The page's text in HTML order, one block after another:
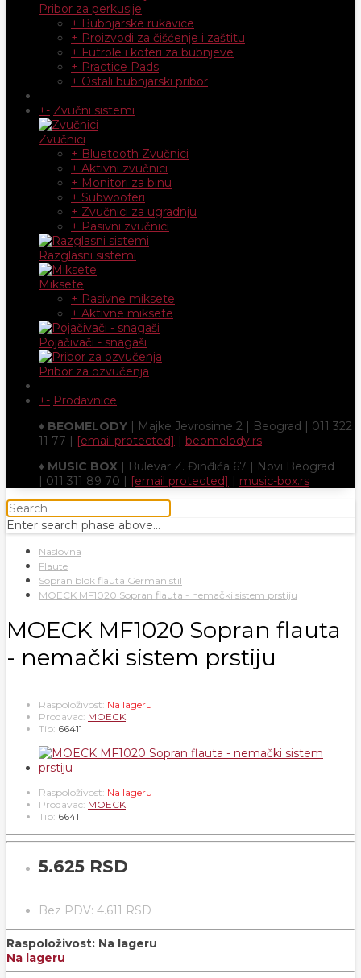
Pribor za perkusije
+ Bubnjarske rukavice
+ Proizvodi za čišćenje i zaštitu
+ Futrole i koferi za bubnjeve
+ Practice Pads
+ Ostali bubnjarski pribor
+- Zvučni sistemi
Zvučnici
+ Bluetooth Zvučnici
+ Aktivni zvučnici
+ Monitori za binu
+ Subwooferi
+ Zvučnici za ugradnju
+ Pasivni zvučnici
Razglasni sistemi
Miksete
+ Pasivne miksete
+ Aktivne miksete
Pojačivači - snagaši
Pribor za ozvučenja
+- Prodavnice
♦ BEOMELODY | Majke Jevrosime 2 | Beograd | 011 322
11 77 | [email protected] | beomelody.rs
♦ MUSIC BOX | Bulevar Z. Đinđića 67 | Novi Beograd
| 011 311 89 70 | [email protected] | music-box.rs
Enter search phase above...
Naslovna
Flaute
Sopran blok flauta German stil
MOECK MF1020 Sopran flauta - nemački sistem prstiju
MOECK MF1020 Sopran flauta
- nemački sistem prstiju
Raspoloživost: Na lageru
Prodavac: MOECK
Tip: 66411
Raspoloživost: Na lageru
Prodavac: MOECK
Tip: 66411
5.625 RSD
Bez PDV: 4.611 RSD
Raspoloživost: Na lageru
Na lageru